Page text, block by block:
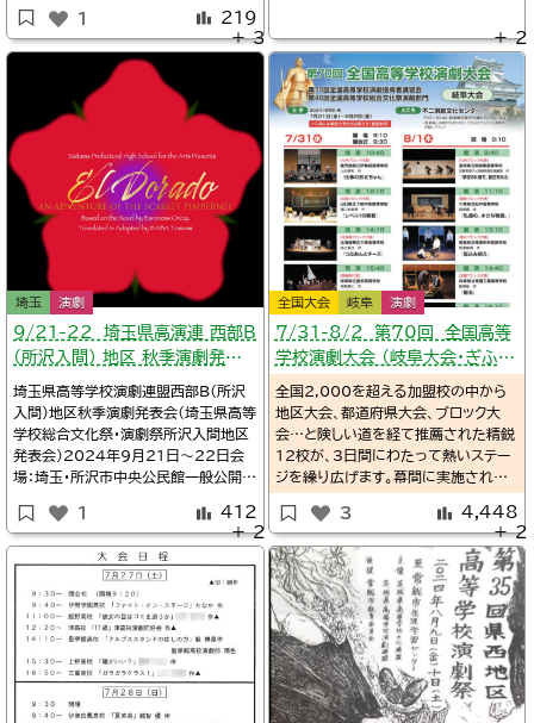
和6年度岐阜地区卒業公演『last.』脚
本：めろ、監督：LAS@R6gifu2025
年3月28日～30日会場：岐阜瑞穂・コ
コロかさなるCCNセンター詳細Twitt
1 219
等学校演劇祭（
埼玉 演劇
９/21-22 埼玉県高演連 西部B
（所沢入間） 地区 秋季演劇発表
会
埼玉県高等学校演劇連盟西部B（所沢
入間）地区秋季演劇発表会（埼玉県高等
学校総合文化祭・演劇祭所沢入間地区
発表会）2024年9月21日～22日会
場：埼玉・所沢市中央公民館一般公開あ
演劇部@tokokitagekiTwitter/中
劇所沢中央高校演劇部@nakageki2
021Twitter/@INABA_Tomomi9:
50埼玉所沢高校演劇部『Brillia
1 412
＋ 3
全国大会 岐阜 演劇
7/31-8/2 第70回 全国高等
学校演劇大会 （岐阜大会・ぎふ総
文）
全国2,000を超える加盟校の中から
地区大会、都道府県大会、ブロック大
会…と険しい道を経て推薦された精鋭
12校が、3日間にわたって熱いステー
ジを繰り広げます。幕間に実施される、
各ブロックから選ばれた12名の生徒講
評委員による公開講評会にも注目で
す。熱のこもった演技と、それを支える
スタッフワーク。ふたつが掛け合わさっ
て生まれる珠玉の舞台をぜひお楽しみ
ください。
3 4,448
＋ 2
＋ 2 ＋ 2